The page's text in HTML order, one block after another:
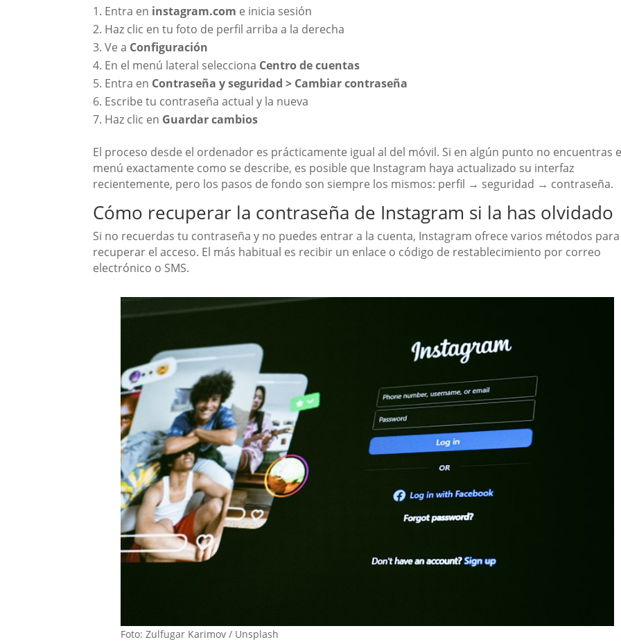
Entra en instagram.com e inicia sesión
Haz clic en tu foto de perfil arriba a la derecha
Ve a Configuración
En el menú lateral selecciona Centro de cuentas
Entra en Contraseña y seguridad > Cambiar contraseña
Escribe tu contraseña actual y la nueva
Haz clic en Guardar cambios
El proceso desde el ordenador es prácticamente igual al del móvil. Si en algún punto no encuentras
menú exactamente como se describe, es posible que Instagram haya actualizado su interfaz
recientemente, pero los pasos de fondo son siempre los mismos: perfil → seguridad → contraseña.
Cómo recuperar la contraseña de Instagram si la has olvidado
Si no recuerdas tu contraseña y no puedes entrar a la cuenta, Instagram ofrece varios métodos para
recuperar el acceso. El más habitual es recibir un enlace o código de restablecimiento por correo
electrónico o SMS.
Foto: Zulfugar Karimov / Unsplash